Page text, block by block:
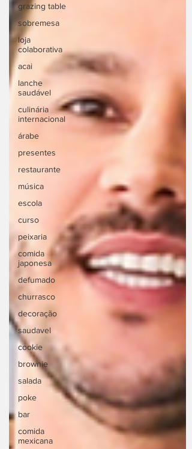
grazing table
sobremesa
loja
colaborativa
acai
lanche
saudável
culinária
internacional
árabe
presentes
restaurante
música
escola
curso
peixaria
comida
japonesa
defumado
churrasco
decoração
saudavel
cookie
brownie
salada
poke
bar
comida
mexicana